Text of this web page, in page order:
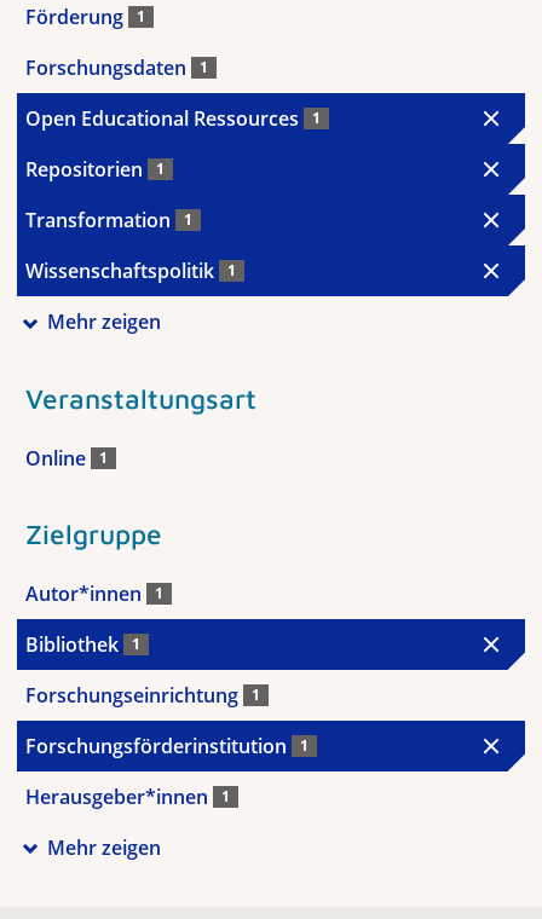
Förderung 1
Forschungsdaten 1
Open Educational Ressources 1
Repositorien 1
Transformation 1
Wissenschaftspolitik 1
Mehr zeigen
Veranstaltungsart
Online 1
Zielgruppe
Autor*innen 1
Bibliothek 1
Forschungseinrichtung 1
Forschungsförderinstitution 1
Herausgeber*innen 1
Mehr zeigen